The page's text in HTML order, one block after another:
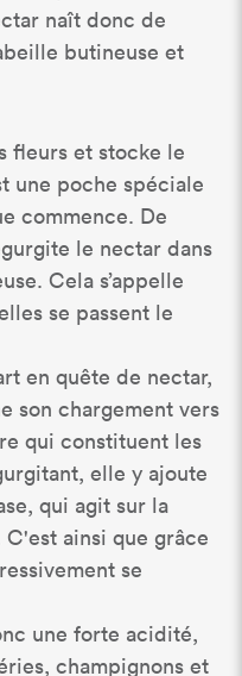
naît donc de
butineuse et
fleurs et stocke le
une poche spéciale
commence. De
le nectar dans
Cela s’appelle
se passent le
en quête de nectar,
son chargement vers
qui constituent les
elle y ajoute
qui agit sur la
ainsi que grâce
se
une forte acidité,
champignons et